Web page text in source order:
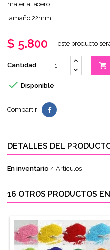
material acero
tamaño 22mm
$ 5.800 este producto
Cantidad 
 Disponible
Compartir
DETALLES DEL
En inventario 4 Artículos
16 OTROS PRODUCTOS